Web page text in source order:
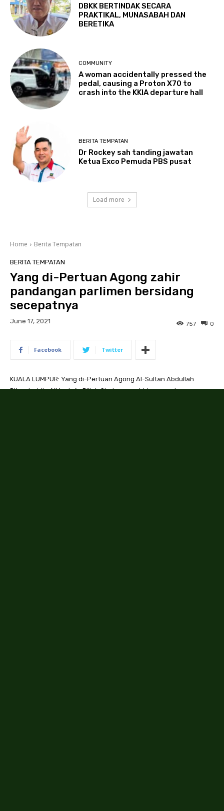
DBKK BERTINDAK SECARA
PRAKTIKAL, MUNASABAH DAN
BERETIKA
COMMUNITY
A woman accidentally pressed the
pedal, causing a Proton X70 to
crash into the KKIA departure hall
BERITA TEMPATAN
Dr Rockey sah tanding jawatan
Ketua Exco Pemuda PBS pusat
Load more